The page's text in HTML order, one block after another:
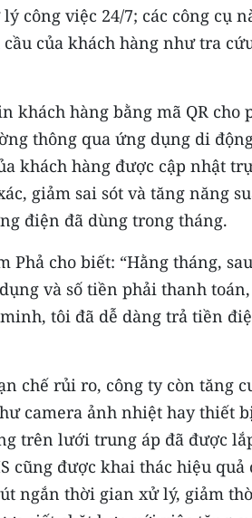
công việc 24/7; các công cụ
của khách hàng như tra
khách hàng bằng mã QR cho
thông qua ứng dụng di
khách hàng được cập nhật
giảm sai sót và tăng năng
điện đã dùng trong tháng.
Phả cho biết: “Hằng tháng,
và số tiền phải thanh
tôi đã dễ dàng trả tiền
chế rủi ro, công ty còn tăng
camera ảnh nhiệt hay thiết
trên lưới trung áp đã được
cũng được khai thác hiệu quả
ngắn thời gian xử lý, giảm